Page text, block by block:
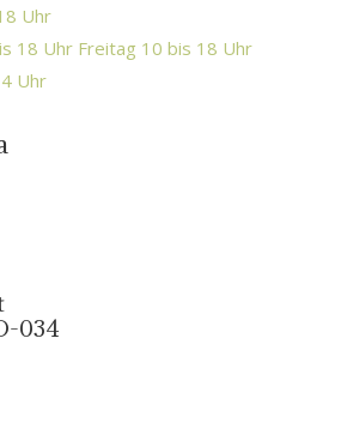
Uhr
18 Uhr Freitag 10 bis 18 Uhr
Uhr
034